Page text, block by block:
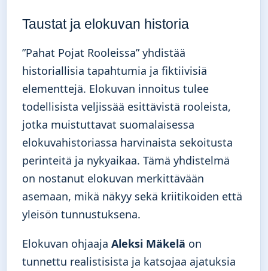
Taustat ja elokuvan historia
”Pahat Pojat Rooleissa” yhdistää
historiallisia tapahtumia ja fiktiivisiä
elementtejä. Elokuvan innoitus tulee
todellisista veljissää esittävistä rooleista,
jotka muistuttavat suomalaisessa
elokuvahistoriassa harvinaista sekoitusta
perinteitä ja nykyaikaa. Tämä yhdistelmä
on nostanut elokuvan merkittävään
asemaan, mikä näkyy sekä kriitikoiden että
yleisön tunnustuksena.
Elokuvan ohjaaja Aleksi Mäkelä on
tunnettu realistisista ja katsojaa ajatuksia